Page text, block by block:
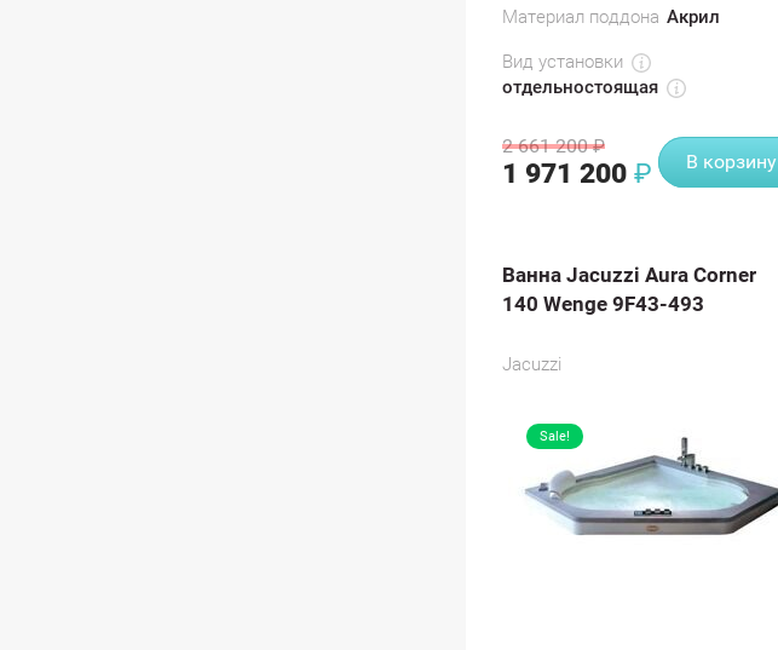
Материал поддона Акрил
Вид установки
отдельностоящая
2 661 200 ₽
1 971 200 ₽ В корзину
Ванна Jacuzzi Aura Corner
140 Wenge 9F43-493
Jacuzzi
Sale!